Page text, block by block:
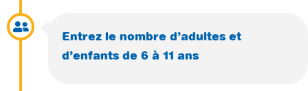
Entrez le nombre d’adultes et
d’enfants de 6 à 11 ans